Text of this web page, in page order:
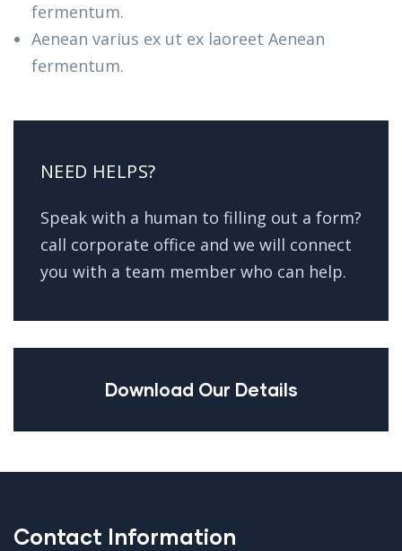
fermentum.
Aenean varius ex ut ex laoreet Aenean
fermentum.
NEED HELPS?
Speak with a human to filling out a form?
call corporate office and we will connect
you with a team member who can help.
Download Our Details
Contact Information